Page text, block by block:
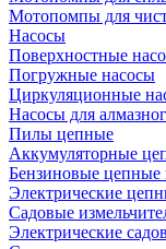
Мотопомпы для
Насосы
Поверхностные
Погружные насосы
Циркуляционные
Насосы для
Пилы цепные
Аккумуляторные
Бензиновые
Электрические
Садовые
Электрические